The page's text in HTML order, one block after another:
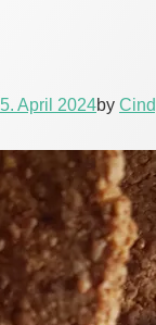
April 2024by